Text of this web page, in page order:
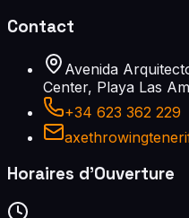
Contact
Avenida
Center, Playa Las
+34 623 362 229
Horaires d'Ouverture